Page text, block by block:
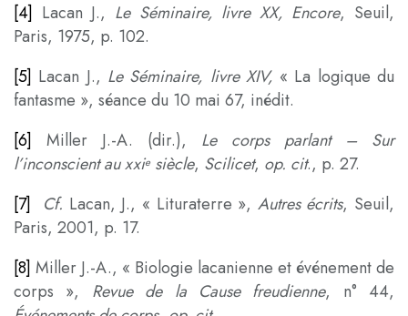
[4] Lacan J., Le Séminaire, livre XX, Encore, Seuil,
Paris, 1975, p. 102.
[5] Lacan J., Le Séminaire, livre XIV, « La logique du
fantasme », séance du 10 mai 67, inédit.
[6]
Miller J.-A. (dir.), Le corps parlant – Sur
l’inconscient au xxiesiècle, Scilicet, op. cit., p. 27.
[7]
Cf. Lacan, J., « Lituraterre », Autres écrits, Seuil,
Paris, 2001, p. 17.
[8] Miller J.-A., « Biologie lacanienne et événement de
corps », Revue de la Cause freudienne, n° 44,